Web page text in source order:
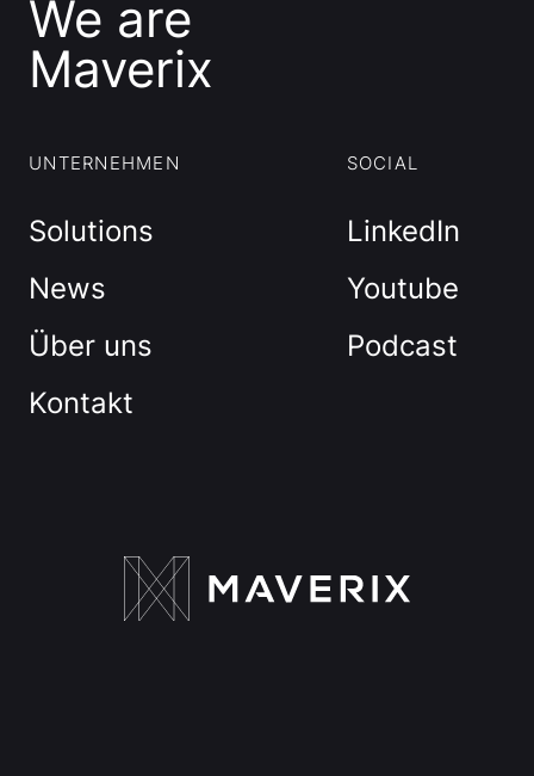
We are
Maverix
UNTERNEHMEN
Solutions
News
Über uns
Kontakt
SOCIAL
LinkedIn
Youtube
Podcast